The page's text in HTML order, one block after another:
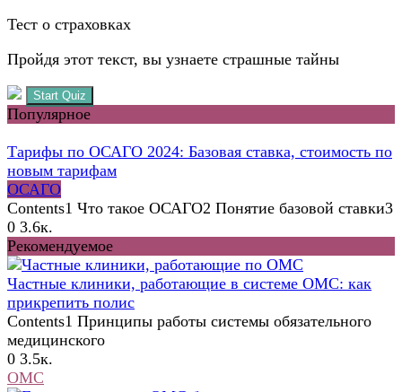
Тест о страховках
Пройдя этот текст, вы узнаете страшные тайны
Start Quiz
Популярное
Тарифы по ОСАГО 2024: Базовая ставка, стоимость по
новым тарифам
ОСАГО
Contents1 Что такое ОСАГО2 Понятие базовой ставки3
0 3.6к.
Рекомендуемое
Частные клиники, работающие в системе ОМС: как
прикрепить полис
Contents1 Принципы работы системы обязательного
медицинского
0 3.5к.
ОМС